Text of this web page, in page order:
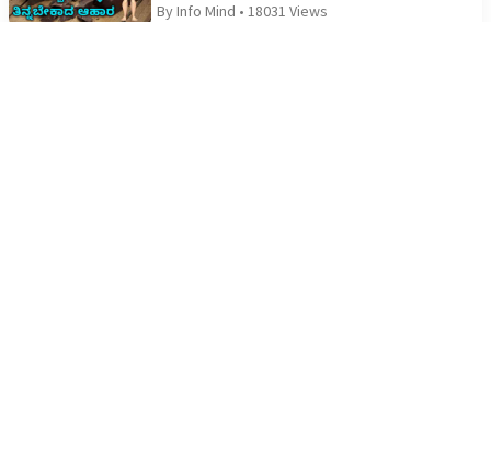
By Info Mind • 18031 Views